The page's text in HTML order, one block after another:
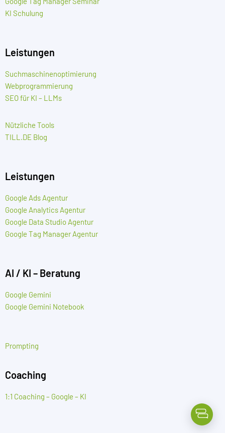
KI Schulung
Leistungen
Suchmaschinenoptimierung
Webprogrammierung
SEO für KI – LLMs
Nützliche Tools
TILL.DE Blog
Leistungen
Google Ads Agentur
Google Analytics Agentur
Google Data Studio Agentur
Google Tag Manager Agentur
AI / KI – Beratung
Google Gemini
Google Gemini Notebook
Prompting
Coaching
1:1 Coaching – Google – KI